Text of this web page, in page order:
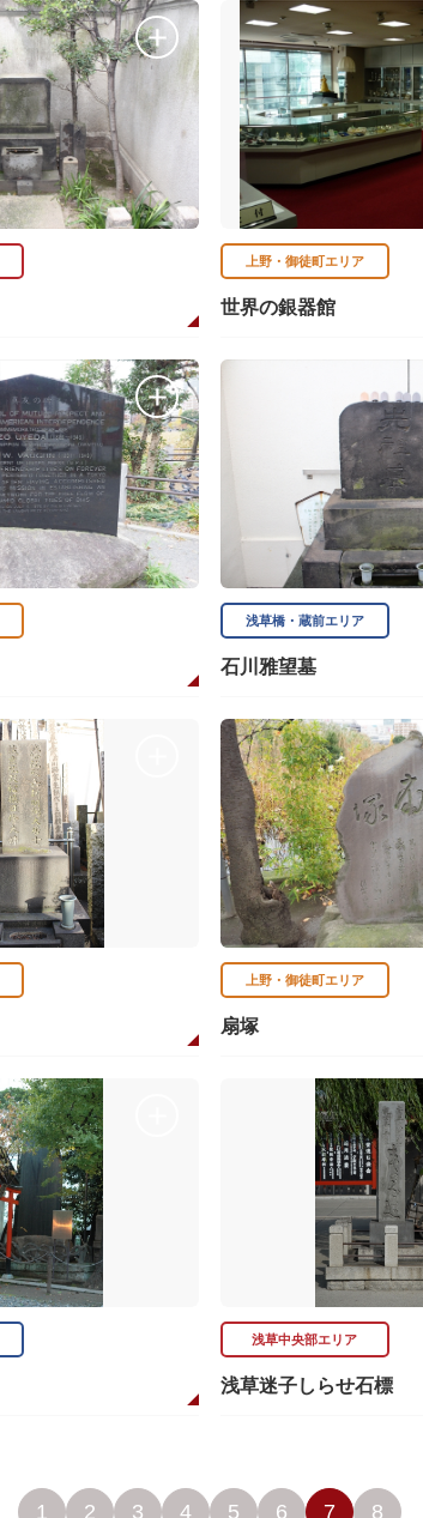
上野・御徒町エリア
世界の銀器館
浅草橋・蔵前エリア
石川雅望墓
上野・御徒町エリア
扇塚
浅草中央部エリア
浅草迷子しらせ石標
1 2 3 4 5 6 7 8